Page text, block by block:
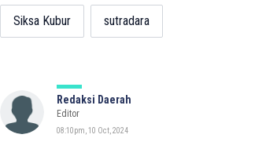
Siksa Kubur sutradara
Redaksi Daerah
Editor
08:10pm, 10 Oct, 2024